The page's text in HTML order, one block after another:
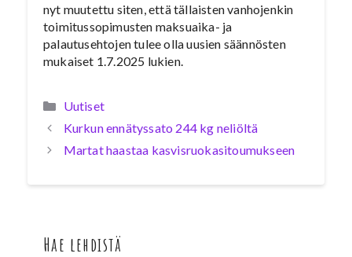
nyt muutettu siten, että tällaisten vanhojenkin
toimitussopimusten maksuaika- ja
palautusehtojen tulee olla uusien säännösten
mukaiset 1.7.2025 lukien.
Kategoriat
Uutiset
Kurkun ennätyssato 244 kg neliöltä
Martat haastaa kasvisruokasitoumukseen
Hae lehdistä